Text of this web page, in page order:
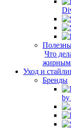
Что
Уход и
Бренды
by